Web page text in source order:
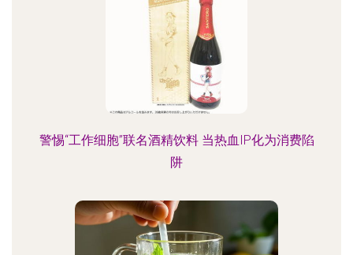
警惕“工作细胞”联名酒精饮料 当热血IP化为消费陷
阱